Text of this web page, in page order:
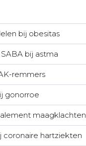
bij obesitas
bij astma
remmers
gonorroe
maagklachten
coronaire hartziekten